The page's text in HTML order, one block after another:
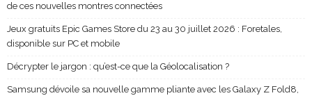
de ces nouvelles montres connectées
Jeux gratuits Epic Games Store du 23 au 30 juillet 2026 : Foretales,
disponible sur PC et mobile
Décrypter le jargon : qu’est-ce que la Géolocalisation ?
Samsung dévoile sa nouvelle gamme pliante avec les Galaxy Z Fold8,